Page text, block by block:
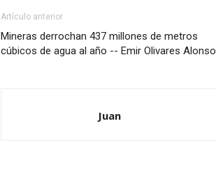
Artículo anterior
Mineras derrochan 437 millones de metros
cúbicos de agua al año -- Emir Olivares Alonso
Juan